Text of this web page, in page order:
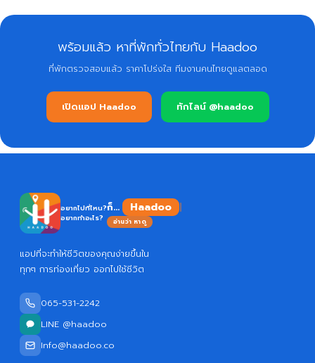
พร้อมแล้ว หาที่พักทั่วไทยกับ Haadoo
ที่พักตรวจสอบแล้ว ราคาโปร่งใส ทีมงานคนไทยดูแลตลอด
เปิดแอป Haadoo ทักไลน์ @haadoo
อยากไปที่ไหน?
อยากทำอะไร?
ก็... Haadoo
อ่านว่า หาดู
แอปที่จะทำให้ชีวิตของคุณง่ายขึ้นใน
ทุกๆ การท่องเที่ยว ออกไปใช้ชีวิต
065-531-2242
LINE @haadoo
Info@haadoo.co